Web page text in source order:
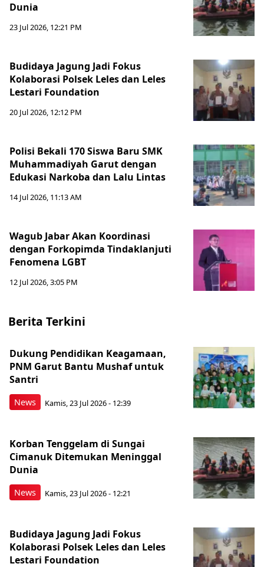
Dunia
23 Jul 2026, 12:21 PM
Budidaya Jagung Jadi Fokus
Kolaborasi Polsek Leles dan Leles
Lestari Foundation
20 Jul 2026, 12:12 PM
Polisi Bekali 170 Siswa Baru SMK
Muhammadiyah Garut dengan
Edukasi Narkoba dan Lalu Lintas
14 Jul 2026, 11:13 AM
Wagub Jabar Akan Koordinasi
dengan Forkopimda Tindaklanjuti
Fenomena LGBT
12 Jul 2026, 3:05 PM
Berita Terkini
News
Dukung Pendidikan Keagamaan,
PNM Garut Bantu Mushaf untuk
Santri
Kamis, 23 Jul 2026 - 12:39
News
Korban Tenggelam di Sungai
Cimanuk Ditemukan Meninggal
Dunia
Kamis, 23 Jul 2026 - 12:21
Budidaya Jagung Jadi Fokus
Kolaborasi Polsek Leles dan Leles
Lestari Foundation